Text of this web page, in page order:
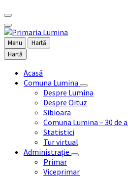
Menu
Hartă
Hartă
Acasă
Comuna Lumina
Despre Lumina
Despre Oituz
Sibioara
Comuna Lumina – 30 de
Statistici
Tur virtual
Administrație
Primar
Viceprimar